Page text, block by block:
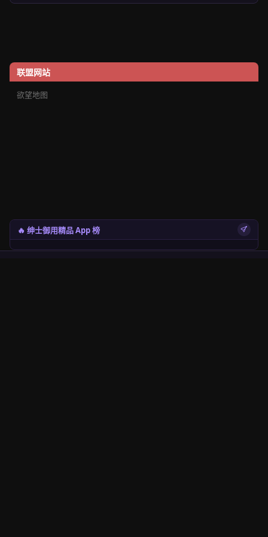
联盟网站
欲望地图
🔥 绅士御用精品 App 榜